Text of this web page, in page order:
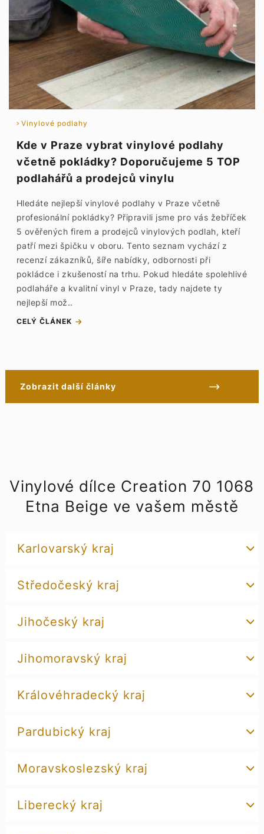
Vinylové podlahy
Kde v Praze vybrat vinylové podlahy
včetně pokládky? Doporučujeme 5 TOP
podlahářů a prodejců vinylu
Hledáte nejlepší vinylové podlahy v Praze včetně
profesionální pokládky? Připravili jsme pro vás žebříček
5 ověřených firem a prodejců vinylových podlah, kteří
patří mezi špičku v oboru. Tento seznam vychází z
recenzí zákazníků, šíře nabídky, odbornosti při
pokládce i zkušeností na trhu. Pokud hledáte spolehlivé
podlaháře a kvalitní vinyl v Praze, tady najdete ty
nejlepší mož..
CELÝ ČLÁNEK
Zobrazit další články
Vinylové dílce Creation 70 1068
Etna Beige ve vašem městě
Karlovarský kraj
Středočeský kraj
Jihočeský kraj
Jihomoravský kraj
Královéhradecký kraj
Pardubický kraj
Moravskoslezský kraj
Liberecký kraj